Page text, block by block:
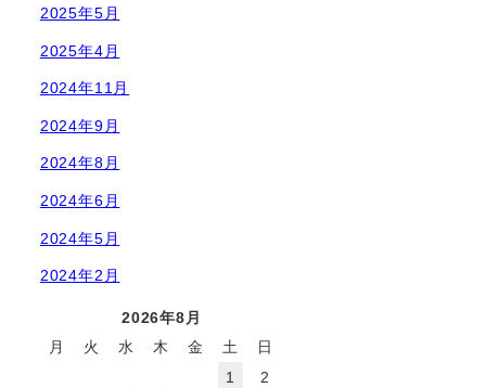
2025年5月
2025年4月
2024年11月
2024年9月
2024年8月
2024年6月
2024年5月
2024年2月
2026年8月
月
火 水 木 金 土
日
1
2